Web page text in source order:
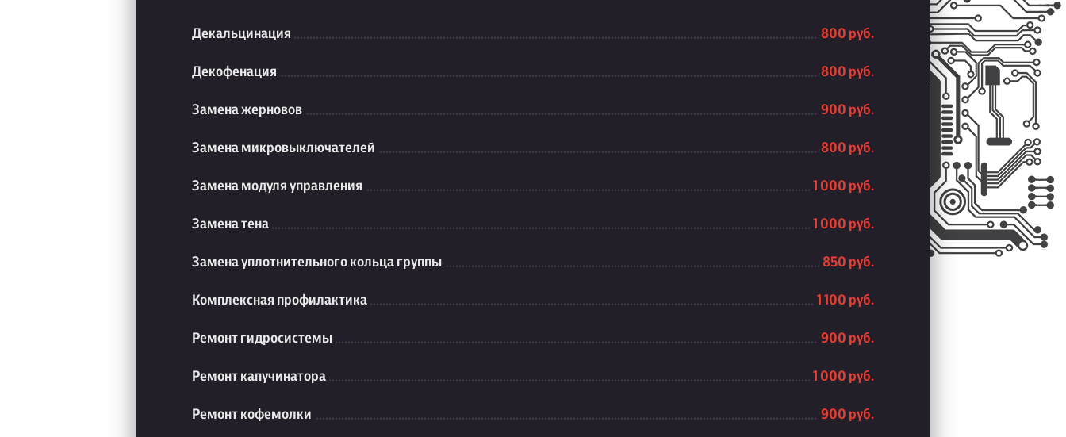
Декальцинация 800 руб.
Декофенация 800 руб.
Замена жерновов 900 руб.
Замена микровыключателей 800 руб.
Замена модуля управления 1 000 руб.
Замена тена 1 000 руб.
Замена уплотнительного кольца группы 850 руб.
Комплексная профилактика 1 100 руб.
Ремонт гидросистемы 900 руб.
Ремонт капучинатора 1 000 руб.
Ремонт кофемолки 900 руб.